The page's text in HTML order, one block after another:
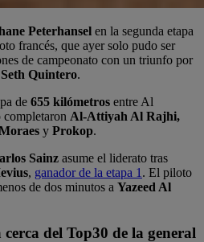
Peterhansel en la segunda etapa
francés, que ayer solo pudo ser
de campeonato con un triunfo por
Seth Quintero.
de 655 kilómetros entre Al
Al-Attiyah Al Rajhi,
y Prokop.
Sainz asume el liderato tras
, ganador de la etapa 1 . El piloto
de dos minutos a Yazeed Al
del Top30 de la general